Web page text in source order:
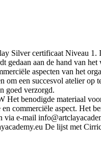
Silver certificaat Niveau 1.
aan de hand van
aspecten van het
om een succesvol atelier op
goed verzorgd.
benodigde materiaal
commerciële aspect. Het
via e-mail
De lijst met